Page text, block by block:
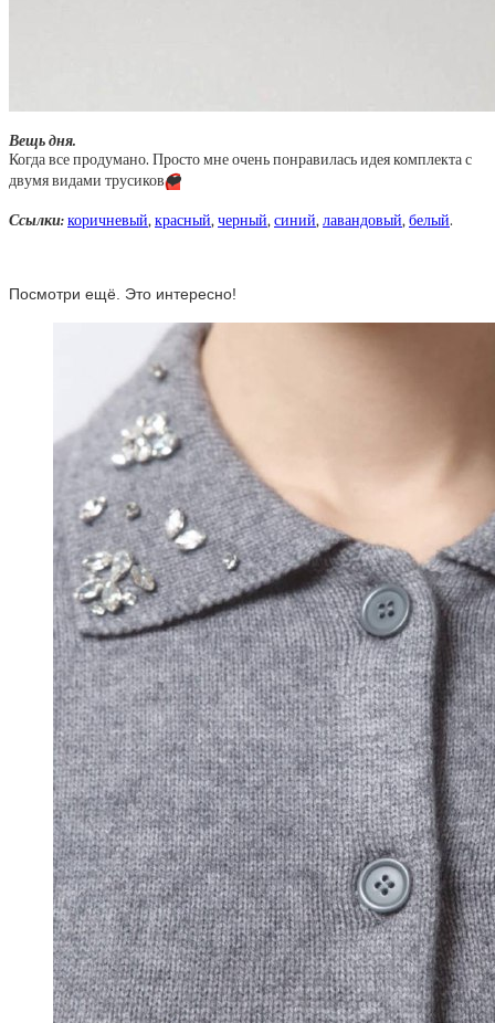
Вещь дня.
Когда все продумано. Просто мне очень понравилась идея комплекта с
двумя видами трусиков❤️
Ссылки:коричневый,красный,черный,синий,лавандовый,белый.
Посмотри ещё. Это интересно!